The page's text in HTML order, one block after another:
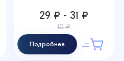
29 ₽ - 31 ₽
10 ₽
Подробнее